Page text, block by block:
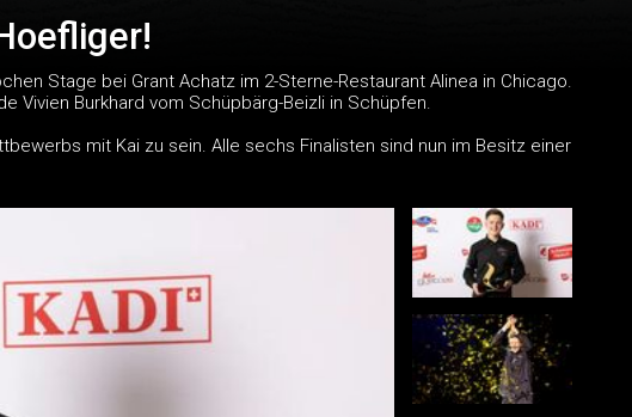
Stage bei Grant Achatz im 2-Sterne-Restaurant Alinea in Chicago.
Vivien Burkhard vom Schüpbärg-Beizli in Schüpfen.
mit Kai zu sein. Alle sechs Finalisten sind nun im Besitz einer